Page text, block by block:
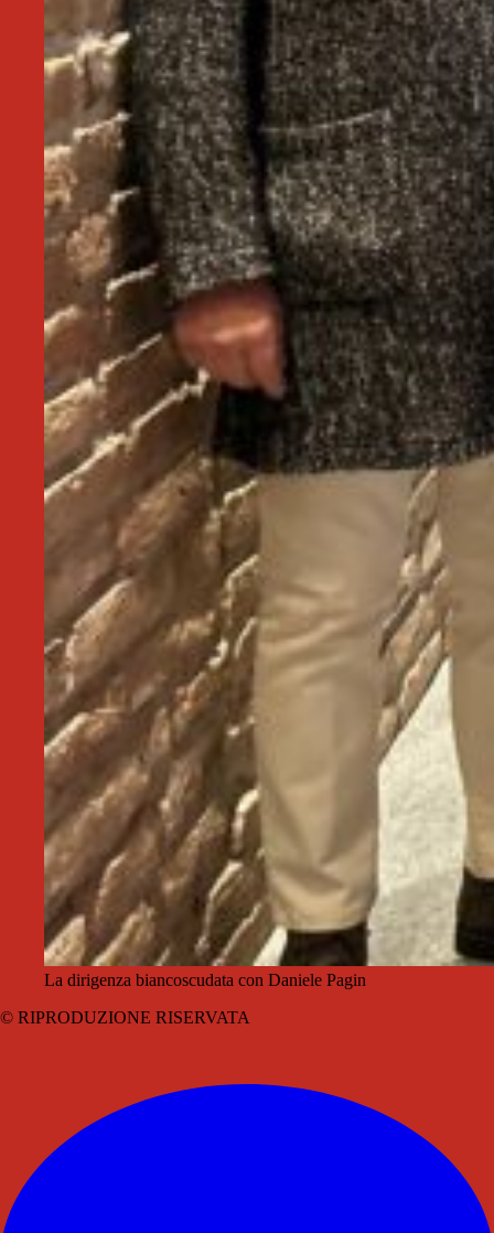
La dirigenza biancoscudata con Daniele Pagin
© RIPRODUZIONE RISERVATA